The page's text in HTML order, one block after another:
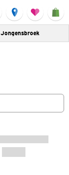
Jongensbroek